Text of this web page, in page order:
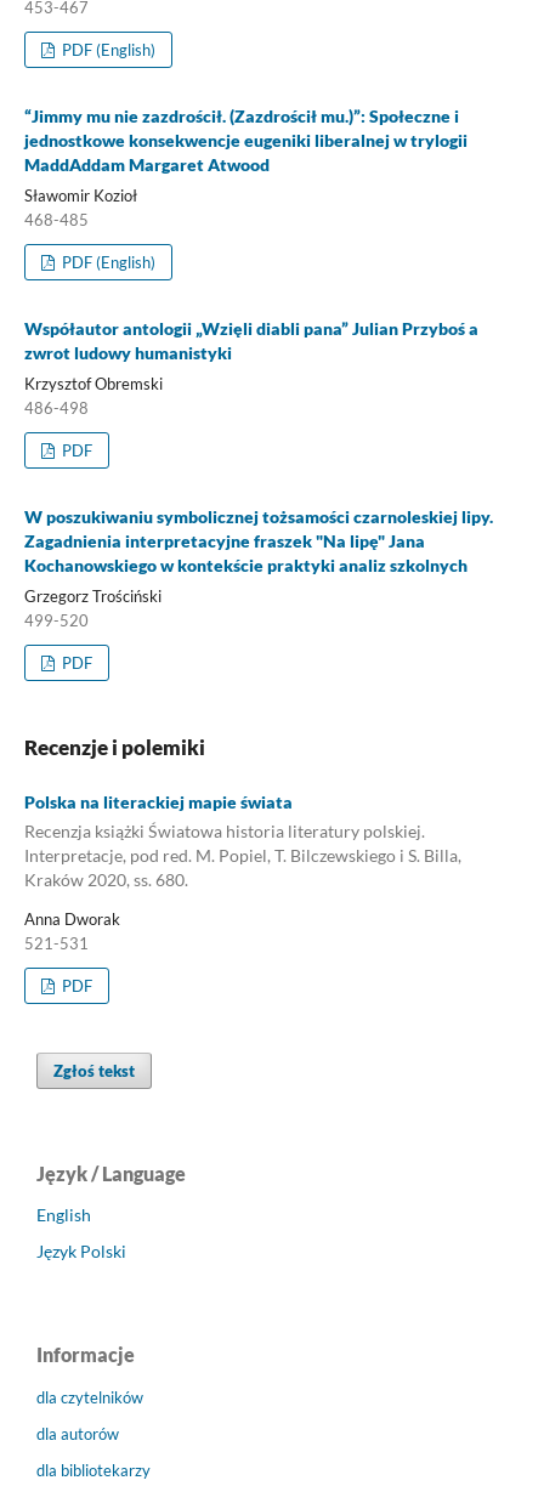
453-467
PDF (English)
“Jimmy mu nie zazdrościł. (Zazdrościł mu.)”: Społeczne i
jednostkowe konsekwencje eugeniki liberalnej w trylogii
MaddAddam Margaret Atwood
Sławomir Kozioł
468-485
PDF (English)
Współautor antologii „Wzięli diabli pana” Julian Przyboś a
zwrot ludowy humanistyki
Krzysztof Obremski
486-498
PDF
W poszukiwaniu symbolicznej tożsamości czarnoleskiej lipy.
Zagadnienia interpretacyjne fraszek "Na lipę" Jana
Kochanowskiego w kontekście praktyki analiz szkolnych
Grzegorz Trościński
499-520
PDF
Recenzje i polemiki
Polska na literackiej mapie świata
Recenzja książki Światowa historia literatury polskiej.
Interpretacje, pod red. M. Popiel, T. Bilczewskiego i S. Billa,
Kraków 2020, ss. 680.
Anna Dworak
521-531
PDF
Zgłoś tekst
Język / Language
English
Język Polski
Informacje
dla czytelników
dla autorów
dla bibliotekarzy